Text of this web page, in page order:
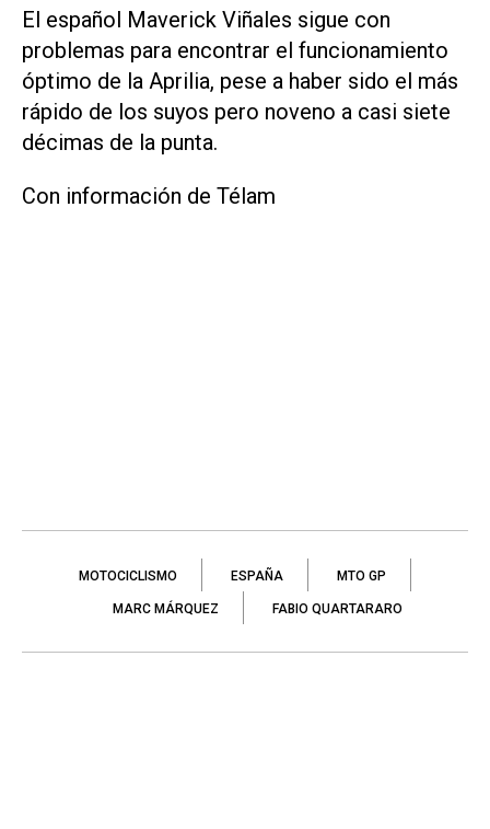
El español Maverick Viñales sigue con
problemas para encontrar el funcionamiento
óptimo de la Aprilia, pese a haber sido el más
rápido de los suyos pero noveno a casi siete
décimas de la punta.
Con información de Télam
MOTOCICLISMO ESPAÑA MTO GP
MARC MÁRQUEZ FABIO QUARTARARO